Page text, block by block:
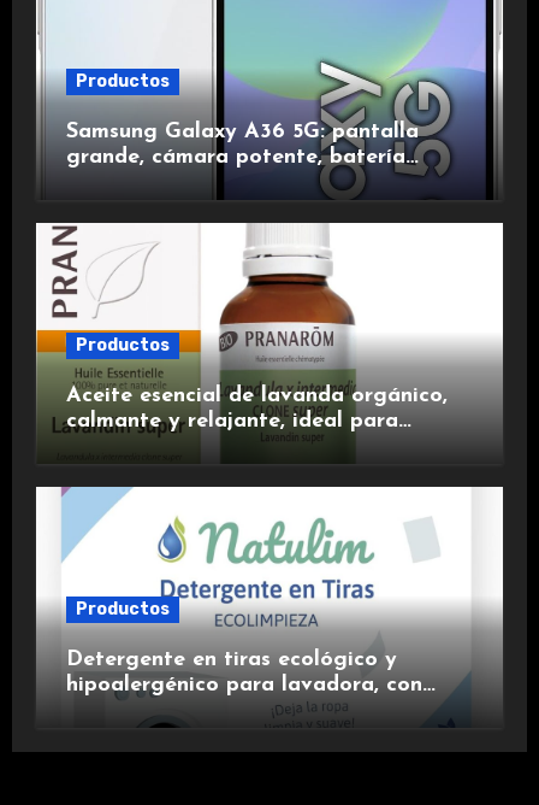
Productos
Samsung Galaxy A36 5G: pantalla
grande, cámara potente, batería
duradera y carga rápida para una
experiencia premium.
Productos
Aceite esencial de lavanda orgánico,
calmante y relajante, ideal para
Productos
Detergente en tiras ecológico y
hipoalergénico para lavadora, con
suavizante incluido y fragancia de
lavanda.